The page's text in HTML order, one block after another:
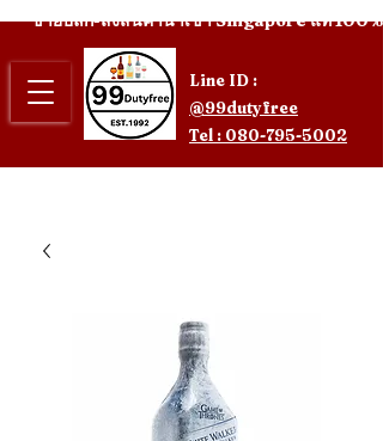
Line ID :
@99dutyfree
Tel : 080-795-5002
ขายปลีก-ส่งสินค้านำเข้า Singapore แท้ 100%